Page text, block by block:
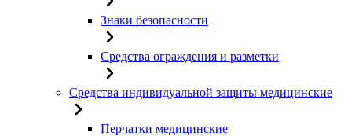
Знаки безопасности
Средства ограждения и разметки
Средства индивидуальной защиты медицинские
Перчатки медицинские